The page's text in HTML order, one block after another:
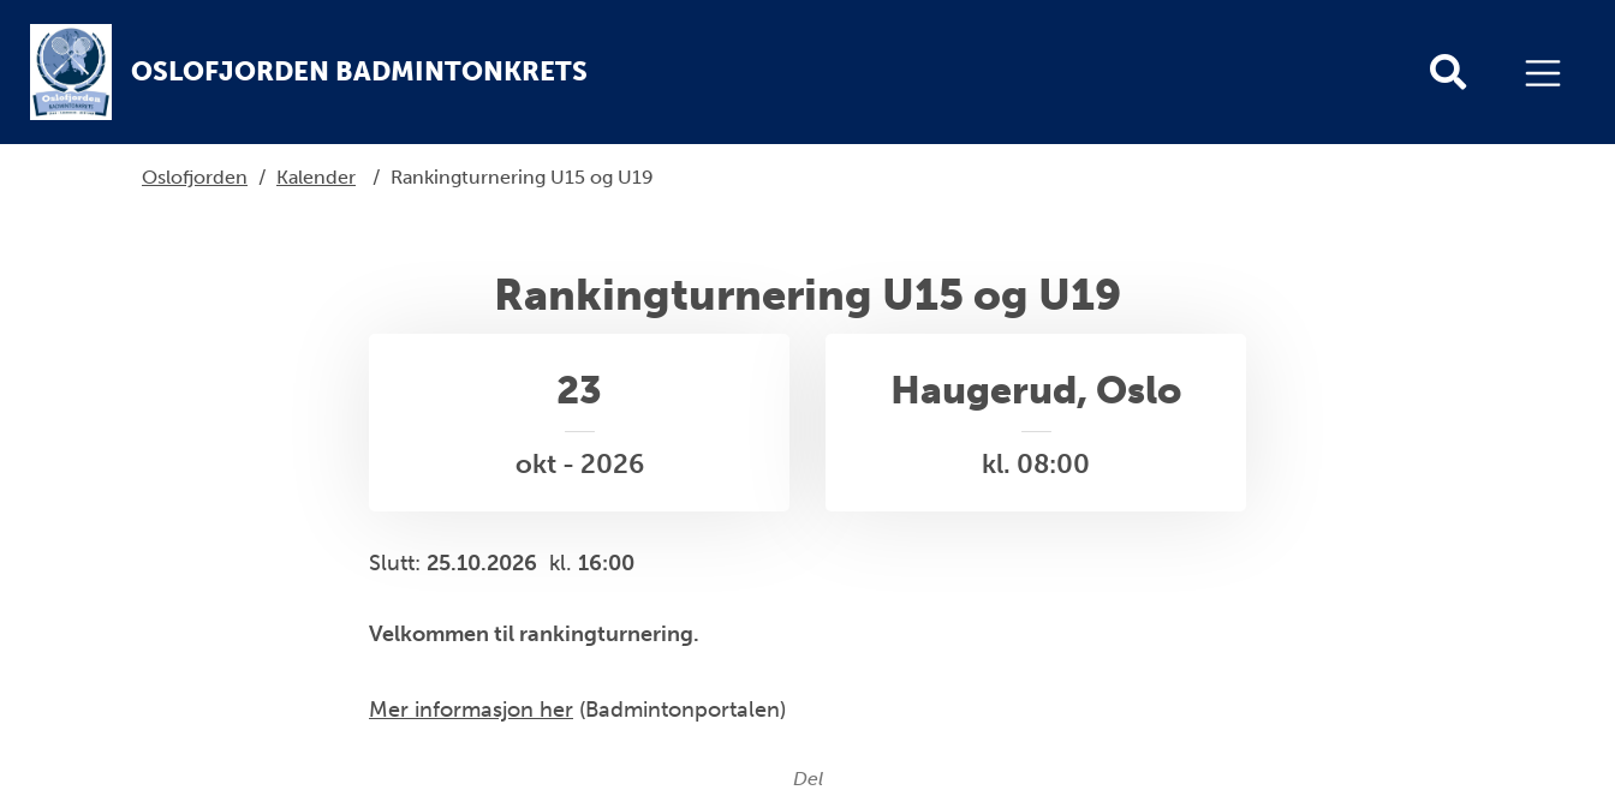
OSLOFJORDEN BADMINTONKRETS
Oslofjorden / Kalender / Rankingturnering U15 og U19
Rankingturnering U15 og U19
23
okt - 2026
Haugerud, Oslo
kl. 08:00
Slutt: 25.10.2026 kl. 16:00
Velkommen til rankingturnering.
Mer informasjon her (Badmintonportalen)
Del